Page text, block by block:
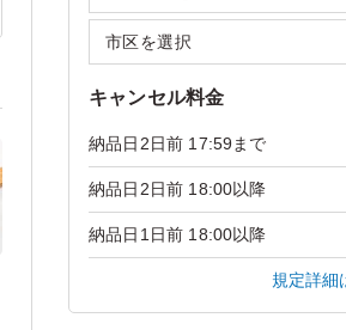
キャンセル料金
納品日2日前 17:59まで
納品日2日前 18:00以降
納品日1日前 18:00以降
規定詳細